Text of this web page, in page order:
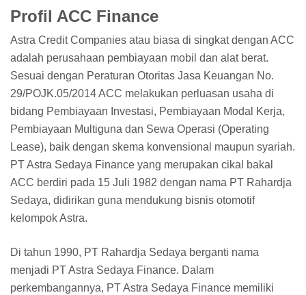
Profil ACC Finance
Astra Credit Companies atau biasa di singkat dengan ACC
adalah perusahaan pembiayaan mobil dan alat berat.
Sesuai dengan Peraturan Otoritas Jasa Keuangan No.
29/POJK.05/2014 ACC melakukan perluasan usaha di
bidang Pembiayaan Investasi, Pembiayaan Modal Kerja,
Pembiayaan Multiguna dan Sewa Operasi (Operating
Lease), baik dengan skema konvensional maupun syariah.
PT Astra Sedaya Finance yang merupakan cikal bakal
ACC berdiri pada 15 Juli 1982 dengan nama PT Rahardja
Sedaya, didirikan guna mendukung bisnis otomotif
kelompok Astra.
Di tahun 1990, PT Rahardja Sedaya berganti nama
menjadi PT Astra Sedaya Finance. Dalam
perkembangannya, PT Astra Sedaya Finance memiliki